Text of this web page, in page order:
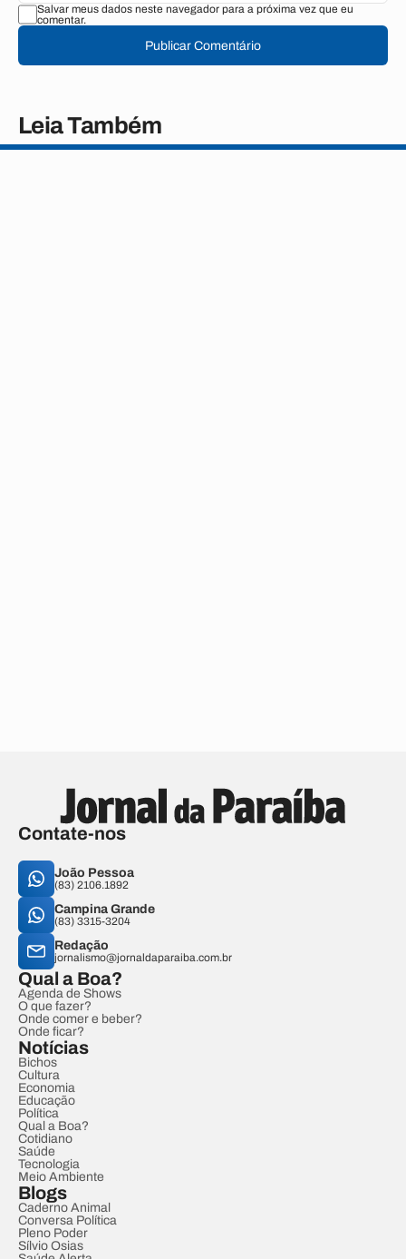
Salvar meus dados neste navegador para a próxima vez que eu
comentar.
Publicar Comentário
Leia Também
Contate-nos
João Pessoa
(83) 2106.1892
Campina Grande
(83) 3315-3204
Redação
jornalismo@jornaldaparaiba.com.br
Qual a Boa?
Agenda de Shows
O que fazer?
Onde comer e beber?
Onde ficar?
Notícias
Bichos
Cultura
Economia
Educação
Política
Qual a Boa?
Cotidiano
Saúde
Tecnologia
Meio Ambiente
Blogs
Caderno Animal
Conversa Política
Pleno Poder
Sílvio Osias